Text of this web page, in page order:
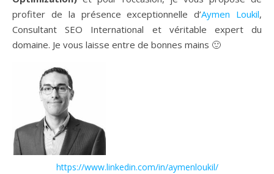
profiter de la présence exceptionnelle d’Aymen Loukil,
Consultant SEO International et véritable expert du
domaine. Je vous laisse entre de bonnes mains 🙂
https://www.linkedin.com/in/aymenloukil/